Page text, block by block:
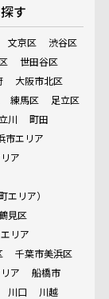
す
文京区
渋谷区
世田谷区
大阪市北区
練馬区
足立区
立川
町田
市エリア
ア
エリア）
見区
リア
千葉市美浜区
ア
船橋市
川口
川越